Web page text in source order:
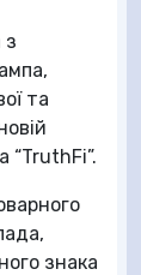
з
та
“TruthFi”.
знака